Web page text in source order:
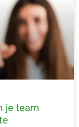
je team